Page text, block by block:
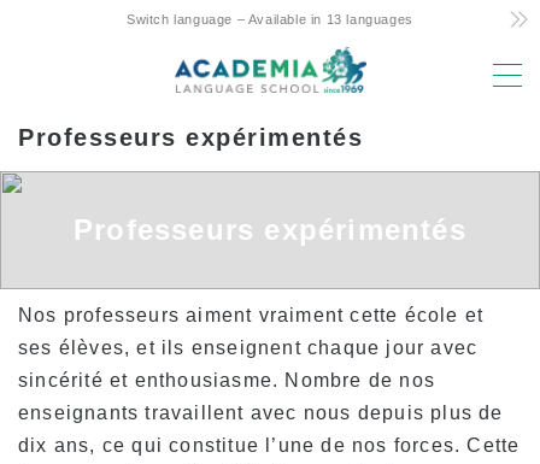
Switch language – Available in 13 languages
Le seul cours d’une semaine de 4 jours à
Soutien amical aux parents et aux enfants qui
étudient à l’étranger
Emplacement et installations de premier
choix
Professeurs expérimentés
Professeurs expérimentés
Professeurs expérimentés
Nos professeurs aiment vraiment cette école et
ses élèves, et ils enseignent chaque jour avec
sincérité et enthousiasme. Nombre de nos
enseignants travaillent avec nous depuis plus de
dix ans, ce qui constitue l’une de nos forces. Cette